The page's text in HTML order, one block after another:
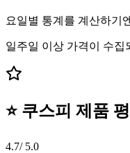
요일별 통계를 계산하기
일주일 이상 가격이 수
⭐ 쿠스피 제품
4.7/ 5.0